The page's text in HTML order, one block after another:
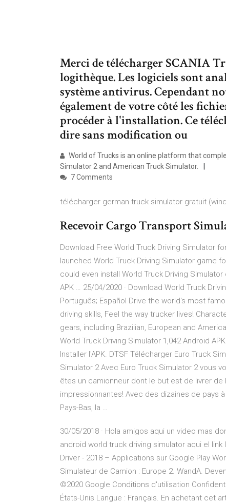
Merci de télécharger SCANIA
logithèque. Les logiciels sont
système antivirus. Cependant
également de votre côté les
procéder à l'installation. Ce
dire sans modification ou
World of Trucks is an online platform that
Simulator 2 and American Truck Simulator.
7 Comments
télécharger german truck simulator gratuit
Recevoir Cargo Transport
Download Free World Truck Driving Simulator
launched World Truck Driving Simulator game
could even install World Truck Driving
APK … 25/04/2020 · Download World Truck
Português; Español Drive the world's most
driving skills, Feel the way trucker lives!
gears, including Brazilian, European and
World Truck Driving Simulator 1,042 Android
Installer l'APK. DTSF Télécharger Euro Truck
Simulator 2 Avec Euro Truck Simulator 2 vous
êtes un camionneur dont le but est de livrer
impressionnantes! Avec des dizaines de pays
Pays-Bas, la …
30/05/2018 · Hola amigos aqui un video mas
android world truck driving simulator aqui el
Driver - 2018 – Applications sur Google Play
Simulateur de Camion : Europe 2. WandA.
©2020 Google Conditions d'utilisation
États-Unis Langue : Français. En achetant cet